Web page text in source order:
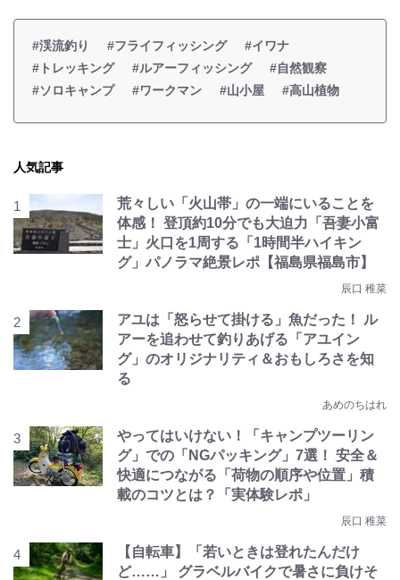
#渓流釣り #フライフィッシング
#イワナ
#トレッキング
#ルアーフィッシング
#自然観察
#ソロキャンプ
#ワークマン #山小屋 #高山植物
人気記事
荒々しい「火山帯」の一端にいることを
体感！ 登頂約10分でも大迫力「吾妻小富
士」火口を1周する「1時間半ハイキン
グ」パノラマ絶景レポ【福島県福島市】
辰口 稚菜
アユは「怒らせて掛ける」魚だった！ ル
アーを追わせて釣りあげる「アユイン
グ」のオリジナリティ＆おもしろさを知
る
あめのちはれ
やってはいけない！「キャンプツーリン
グ」での「NGパッキング」7選！ 安全＆
快適につながる「荷物の順序や位置」積
載のコツとは？「実体験レポ」
辰口 稚菜
【自転車】「若いときは登れたんだけ
ど……」 グラベルバイクで暑さに負けそ